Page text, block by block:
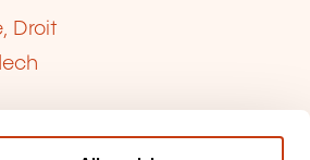
Droit